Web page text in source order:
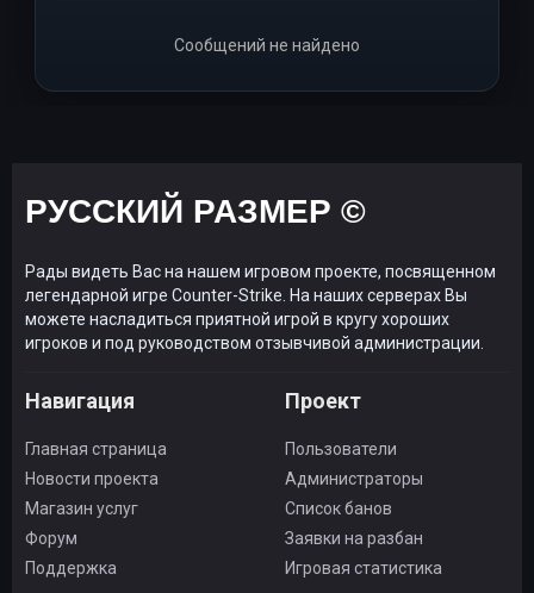
Сообщений не найдено
РУССКИЙ РАЗМЕР ©
Рады видеть Вас на нашем игровом проекте, посвященном
легендарной игре Counter-Strike. На наших серверах Вы
можете насладиться приятной игрой в кругу хороших
игроков и под руководством отзывчивой администрации.
Навигация
Главная страница
Новости проекта
Магазин услуг
Форум
Поддержка
Проект
Пользователи
Администраторы
Список банов
Заявки на разбан
Игровая статистика